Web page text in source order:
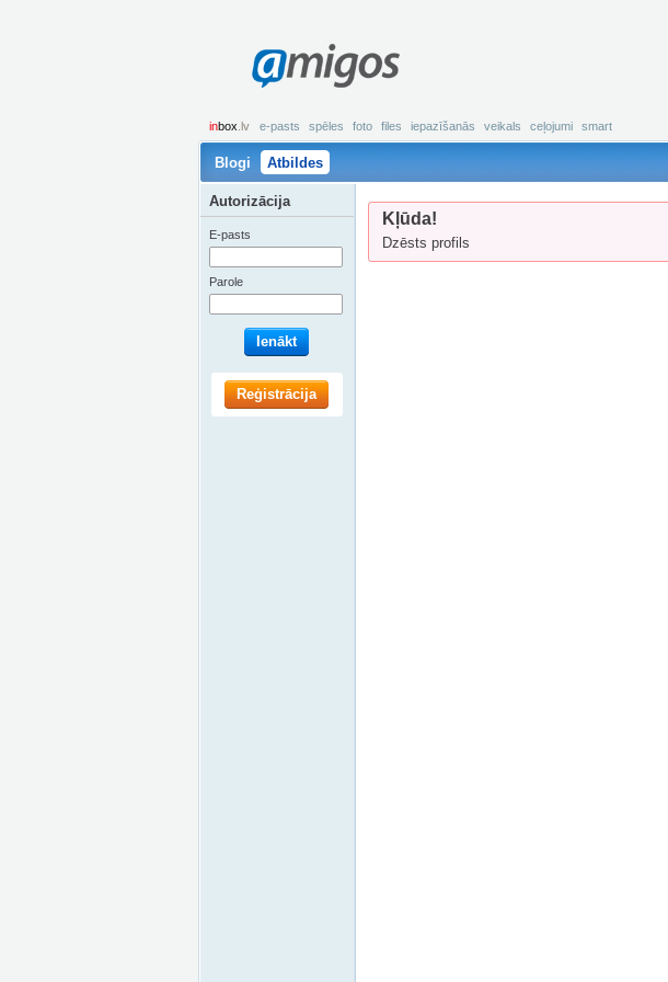
amigos
inbox .lv e-pasts spēles foto files iepazīšanās veikals ceļojumi smart
Blogi Atbildes
Kļūda!
Dzēsts profils
Autorizācija
E-pasts
Parole
Ienākt
Reģistrācija